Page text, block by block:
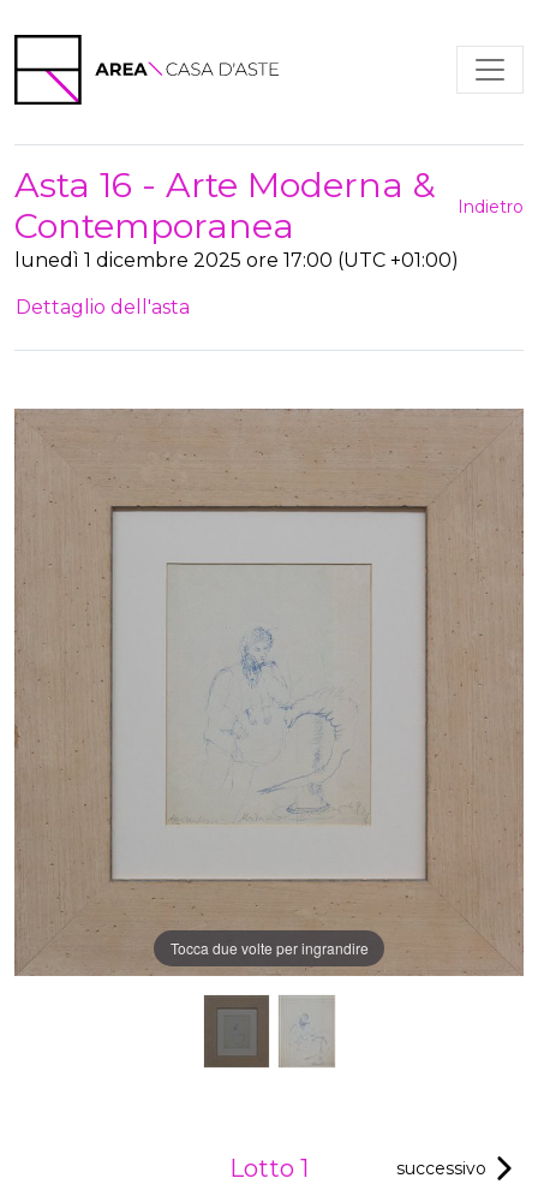
Asta 16 - Arte Moderna &
Contemporanea
Indietro
lunedì 1 dicembre 2025 ore 17:00 (UTC +01:00)
Dettaglio dell'asta
Tocca due volte per ingrandire
Lotto 1 successivo